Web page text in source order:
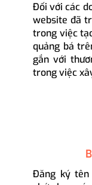
Đối với các
website đã
trong việc
quảng bá
gắn với
trong việc
Đăng ký tên